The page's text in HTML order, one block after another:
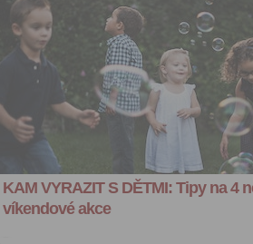
KAM VYRAZIT S DĚTMI: Tipy na 4
víkendové akce
na
jejich
po
účtu až do
souhlas